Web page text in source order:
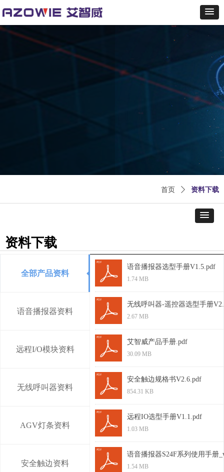
全部产品资料
语音播报器资料
远程I/O模块资料
无线呼叫器资料
AGV灯条资料
安全触边资料
语音播报器选型手册V1.5.pdf
1.74 MB
无线呼叫器-遥控器选型手册
2.67 MB
艾智威产品手册.pdf
30.09 MB
安全触边规格书V2.6.pdf
854.31 KB
远程IO选型手册V1.1.pdf
1.03 MB
语音播报器S24F系列使用手册
1.54 MB
资料下载
首页 ꄲ 资料下载